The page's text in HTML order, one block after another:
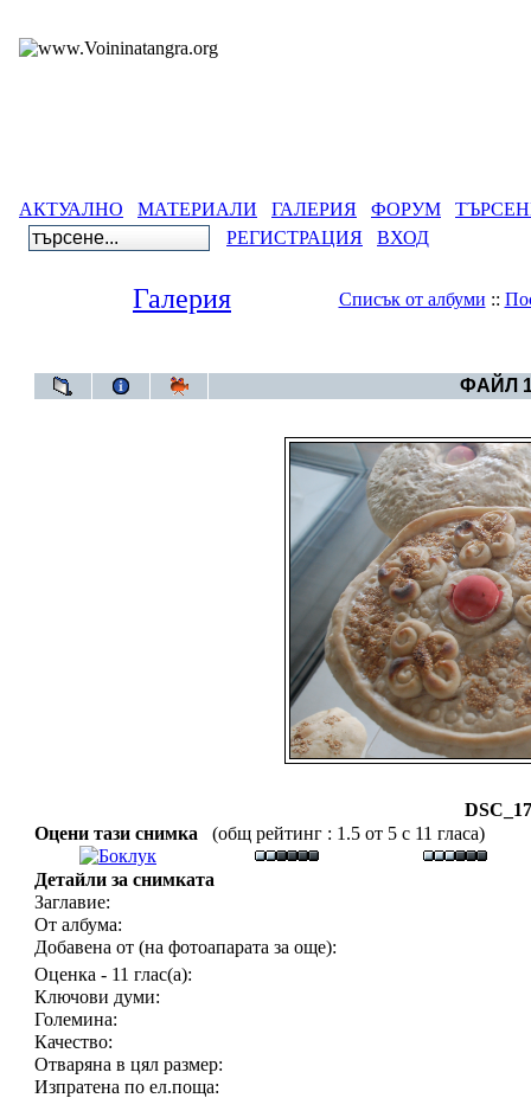
АКТУАЛНО МАТЕРИАЛИ ГАЛЕРИЯ ФОРУМ
РЕГИСТРАЦИЯ
ВХОД
Галерия Списък от албуми ::
ФАЙЛ
Оцени тази снимка
(общ рейтинг : 1.5 от 5 с 11 гласа)
Детайли за снимката
Заглавие:
От албума:
Добавена от (на фотоапарата за още):
Оценка - 11 глас(а):
Ключови думи:
Големина:
Качество:
Отваряна в цял размер:
Изпратена по ел.поща: